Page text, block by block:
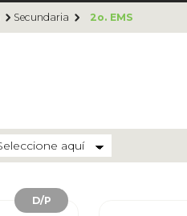
Secundaria 2o. EMS
D/P